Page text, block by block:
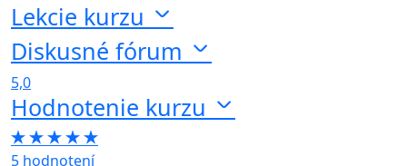
Lekcie kurzu
Diskusné fórum
5,0
Hodnotenie kurzu
5 hodnotení